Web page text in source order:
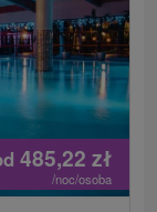
485,22 zł
/noc/osoba